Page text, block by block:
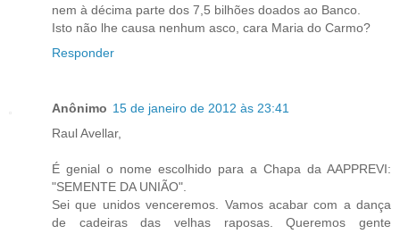
nem à décima parte dos 7,5 bilhões doados ao Banco.
Isto não lhe causa nenhum asco, cara Maria do Carmo?
Responder
Anônimo 15 de janeiro de 2012 às 23:41
Raul Avellar,
É genial o nome escolhido para a Chapa da AAPPREVI:
"SEMENTE DA UNIÃO".
Sei que unidos venceremos. Vamos acabar com a dança
de cadeiras das velhas raposas. Queremos gente